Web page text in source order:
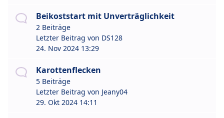
Beikoststart mit Unverträglichkeit
2 Beiträge
Letzter Beitrag von DS128
24. Nov 2024 13:29
Karottenflecken
5 Beiträge
Letzter Beitrag von Jeany04
29. Okt 2024 14:11